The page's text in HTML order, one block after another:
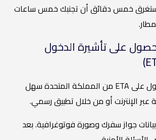
خمس دقائق أن تجنبك خمس ساعات
على تأشيرة الدخول
التقدم بطلب للحصول على ETA من المملكة المتحدة سهل
عبر الإنترنت أو من خلال تطبيق رسمي.
جواز سفرك وصورة فوتوغرافية. بعد